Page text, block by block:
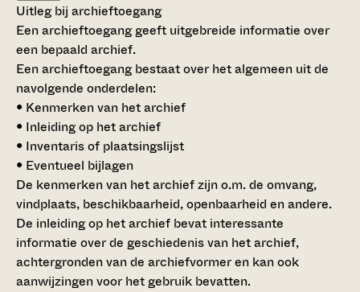
Uitleg bij archieftoegang
Een archieftoegang geeft uitgebreide informatie over
een bepaald archief.
Een archieftoegang bestaat over het algemeen uit de
navolgende onderdelen:
• Kenmerken van het archief
• Inleiding op het archief
• Inventaris of plaatsingslijst
• Eventueel bijlagen
De kenmerken van het archief zijn o.m. de omvang,
vindplaats, beschikbaarheid, openbaarheid en andere.
De inleiding op het archief bevat interessante
informatie over de geschiedenis van het archief,
achtergronden van de archiefvormer en kan ook
aanwijzingen voor het gebruik bevatten.